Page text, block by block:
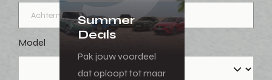
Summer
Deals
Pak jouw voordeel
dat oploopt tot maar
Model